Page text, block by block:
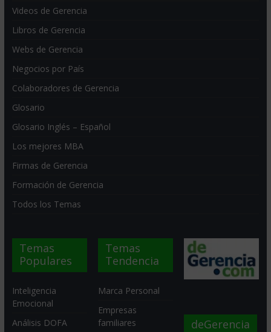
Videos de Gerencia
Libros de Gerencia
Webs de Gerencia
Negocios por País
Colaboradores de Gerencia
Glosario
Glosario Inglés – Español
Los mejores MBA
Firmas de Gerencia
Formación de Gerencia
Todos los Temas
Temas
Populares
Inteligencia
Emocional
Análisis DOFA
Temas
Tendencia
Marca Personal
Empresas
familiares
deGerencia